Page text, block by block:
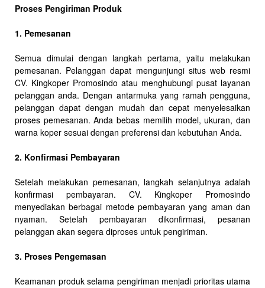
Proses Pengiriman Produk
1. Pemesanan
Semua dimulai dengan langkah pertama, yaitu melakukan
pemesanan. Pelanggan dapat mengunjungi situs web resmi
CV. Kingkoper Promosindo atau menghubungi pusat layanan
pelanggan anda. Dengan antarmuka yang ramah pengguna,
pelanggan dapat dengan mudah dan cepat menyelesaikan
proses pemesanan. Anda bebas memilih model, ukuran, dan
warna koper sesuai dengan preferensi dan kebutuhan Anda.
2. Konfirmasi Pembayaran
Setelah melakukan pemesanan, langkah selanjutnya adalah
konfirmasi pembayaran. CV. Kingkoper Promosindo
menyediakan berbagai metode pembayaran yang aman dan
nyaman. Setelah pembayaran dikonfirmasi, pesanan
pelanggan akan segera diproses untuk pengiriman.
3. Proses Pengemasan
Keamanan produk selama pengiriman menjadi prioritas utama